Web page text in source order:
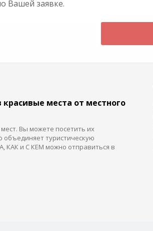
Вашей заявке.
места от местного
Вы можете посетить их
объединяет туристическую
КАК и С КЕМ можно отправиться в